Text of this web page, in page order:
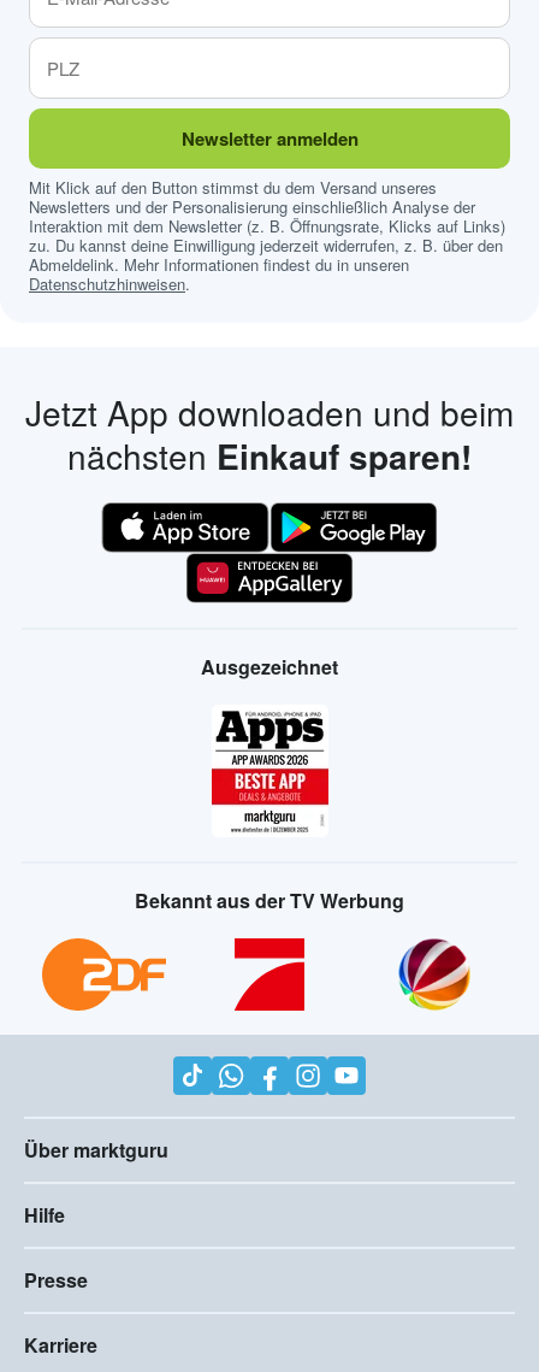
Newsletter anmelden
Mit Klick auf den Button stimmst du dem Versand unseres
Newsletters und der Personalisierung einschließlich Analyse der
Interaktion mit dem Newsletter (z. B. Öffnungsrate, Klicks auf Links)
zu. Du kannst deine Einwilligung jederzeit widerrufen, z. B. über den
Abmeldelink. Mehr Informationen findest du in unseren
Datenschutzhinweisen.
Jetzt App downloaden und beim
nächsten Einkauf sparen!
Ausgezeichnet
Bekannt aus der TV Werbung
Über marktguru
Hilfe
Presse
Karriere